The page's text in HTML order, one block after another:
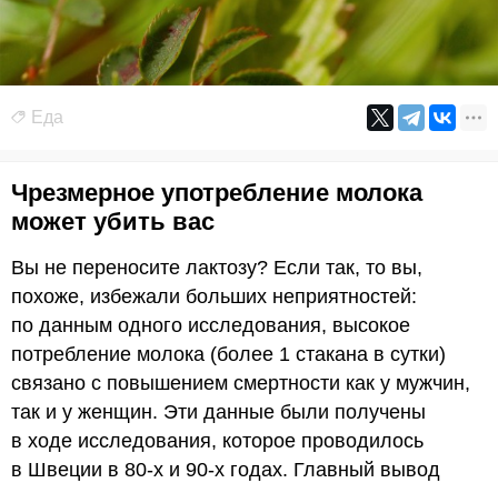
Еда
Чрезмерное употребление молока
может убить вас
Вы не переносите лактозу? Если так, то вы,
похоже, избежали больших неприятностей:
по данным одного исследования, высокое
потребление молока (более 1 стакана в сутки)
связано с повышением смертности как у мужчин,
так и у женщин. Эти данные были получены
в ходе исследования, которое проводилось
в Швеции в 80-х и 90-х годах. Главный вывод